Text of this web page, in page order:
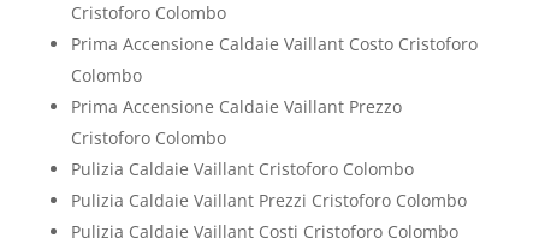
Cristoforo Colombo
Prima Accensione Caldaie Vaillant Costo Cristoforo
Colombo
Prima Accensione Caldaie Vaillant Prezzo
Cristoforo Colombo
Pulizia Caldaie Vaillant Cristoforo Colombo
Pulizia Caldaie Vaillant Prezzi Cristoforo Colombo
Pulizia Caldaie Vaillant Costi Cristoforo Colombo